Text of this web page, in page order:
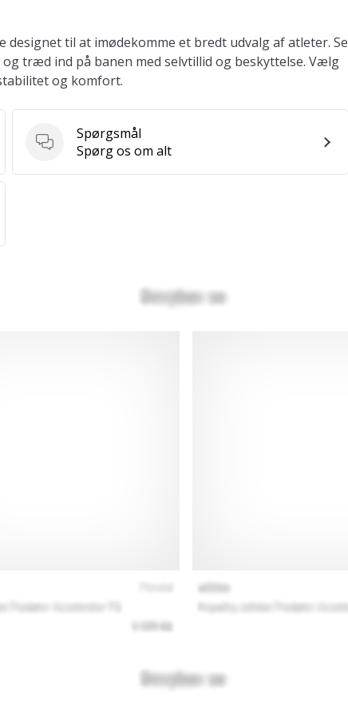
til at imødekomme et bredt udvalg af atleter. Se
træd ind på banen med selvtillid og beskyttelse. Vælg
og komfort.
Spørgsmål
Spørgsmål
Spørg os om alt